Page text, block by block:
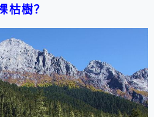
枯樹？